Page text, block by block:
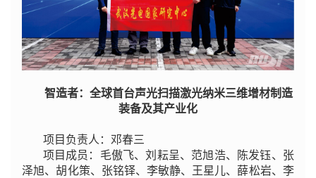
智造者：全球首台声光扫描激光纳米三维增材制造
装备及其产业化
项目负责人：邓春三
项目成员：毛傲飞、刘耘呈、范旭浩、陈发钰、张
泽旭、胡化策、张铭铎、李敏静、王星儿、薛松岩、李